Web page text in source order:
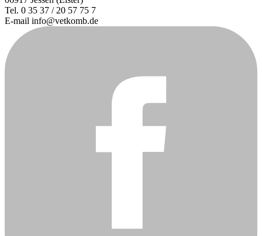
Tel. 0 35 37 / 20 57 75 7
E-mail info@vetkomb.de